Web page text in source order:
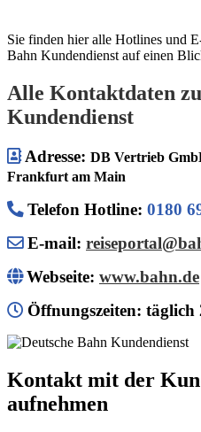
Sie finden hier alle Hotlines und
Bahn Kundendienst auf einen
Alle Kontaktdaten
Kundendienst
Adresse: DB Vertrieb
Frankfurt am Main
Telefon Hotline: 0180
E-mail:
Webseite: www.bahn.de
Öffnungszeiten: täglich
Kontakt mit der
aufnehmen